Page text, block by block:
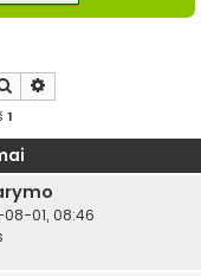
Ieškoti
1
01, 08:46